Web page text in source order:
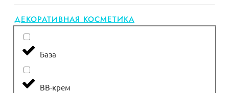
ДЕКОРАТИВНАЯ КОСМЕТИКА
База
ВВ-крем